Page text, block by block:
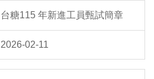
台糖115 年新進工員甄試簡章
2026-02-11